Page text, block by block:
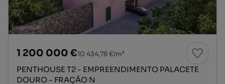
1 200 000 €10 434,78 €/m²
PENTHOUSE T2 - EMPREENDIMENTO PALACETE
DOURO - FRAÇÃO N